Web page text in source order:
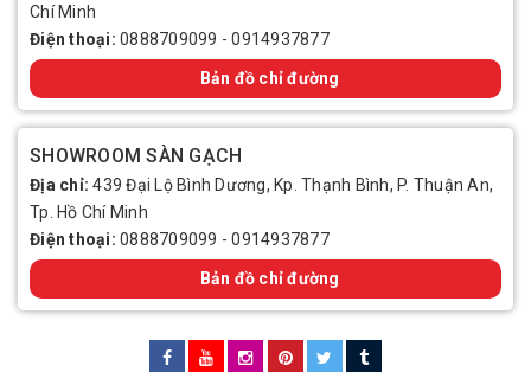
Chí Minh
Điện thoại: 0888709099 -0914937877
Bản đồ chỉ đường
SHOWROOM SÀN GẠCH
Địa chỉ:439 Đại Lộ Bình Dương, Kp. Thạnh Bình, P. Thuận An,
Tp. Hồ Chí Minh
Điện thoại: 0888709099 -0914937877
Bản đồ chỉ đường